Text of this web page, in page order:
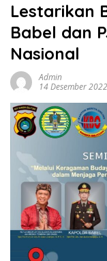
Lestarikan
Babel dan
Nasional
Admin
14 Desember 2022